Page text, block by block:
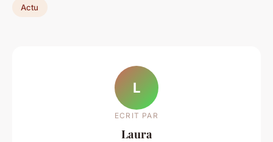
Actu
L
ECRIT PAR
Laura